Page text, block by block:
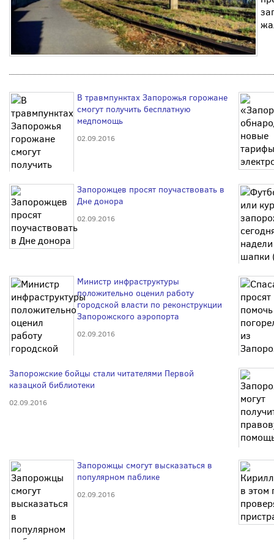
В травмпунктах Запорожья горожане
смогут получить бесплатную
медпомощь
02.09.2016
Запорожцев просят поучаствовать в
Дне донора
02.09.2016
Министр инфраструктуры
положительно оценил работу
городской власти по реконструкции
Запорожского аэропорта
02.09.2016
Запорожские бойцы стали читателями Первой
казацкой библиотеки
02.09.2016
Запорожцы смогут высказаться в
популярном паблике
02.09.2016